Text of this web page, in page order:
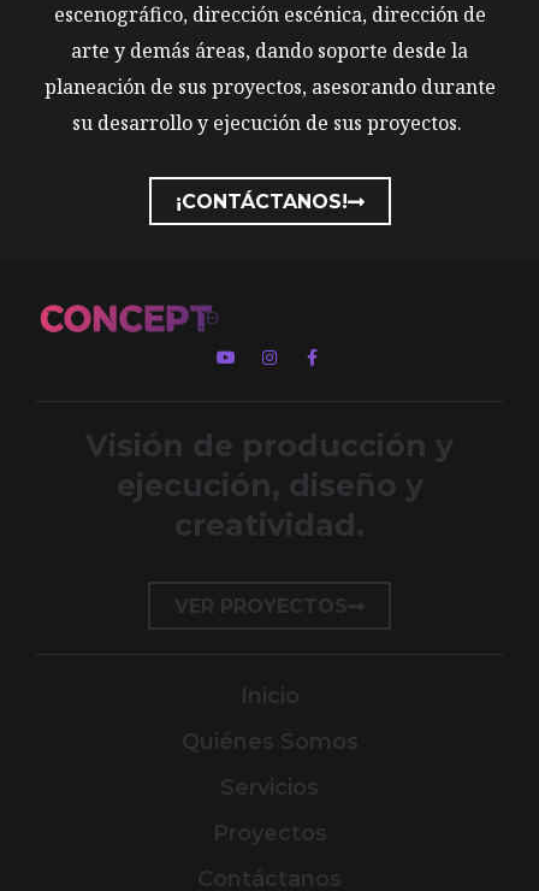
escenográfico, dirección escénica, dirección de
arte y demás áreas, dando soporte desde la
planeación de sus proyectos, asesorando durante
su desarrollo y ejecución de sus proyectos.
¡CONTÁCTANOS!
Visión de producción y
ejecución, diseño y
creatividad.
VER PROYECTOS
Inicio
Quiénes Somos
Servicios
Proyectos
Contáctanos